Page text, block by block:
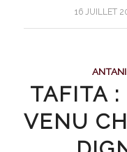
16 JUILLET
/
TAFITA
VENU